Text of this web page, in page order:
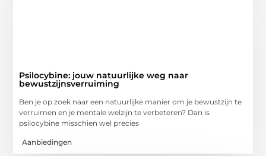
Psilocybine: jouw natuurlijke weg naar
bewustzijnsverruiming
Ben je op zoek naar een natuurlijke manier om je bewustzijn te
verruimen en je mentale welzijn te verbeteren? Dan is
psilocybine misschien wel precies
Aanbiedingen